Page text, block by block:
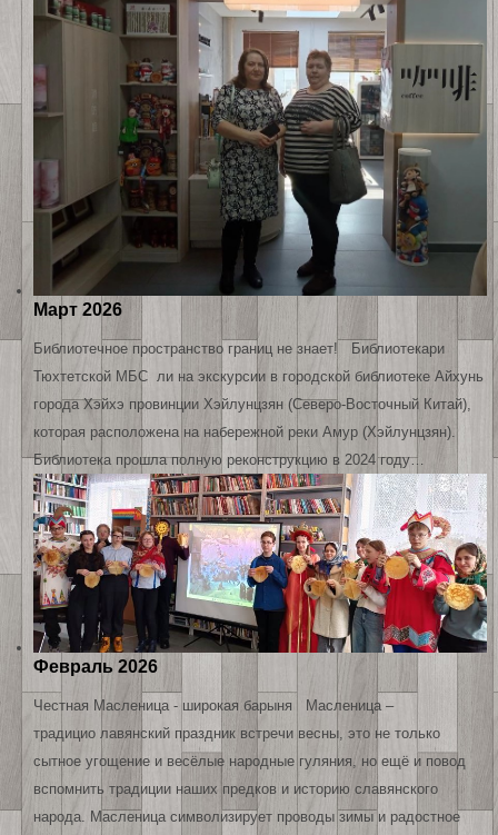
Март 2026
Библиотечное пространство границ не знает! Библиотекари
Тюхтетской МБС ли на экскурсии в городской библиотеке Айхунь
города Хэйхэ провинции Хэйлунцзян (Северо-Восточный Китай),
которая расположена на набережной реки Амур (Хэйлунцзян).
Библиотека прошла полную реконструкцию в 2024 году…
Февраль 2026
Честная Масленица - широкая барыня Масленица –
традицио лавянский праздник встречи весны, это не только
сытное угощение и весёлые народные гуляния, но ещё и повод
вспомнить традиции наших предков и историю славянского
народа. Масленица символизирует проводы зимы и радостное